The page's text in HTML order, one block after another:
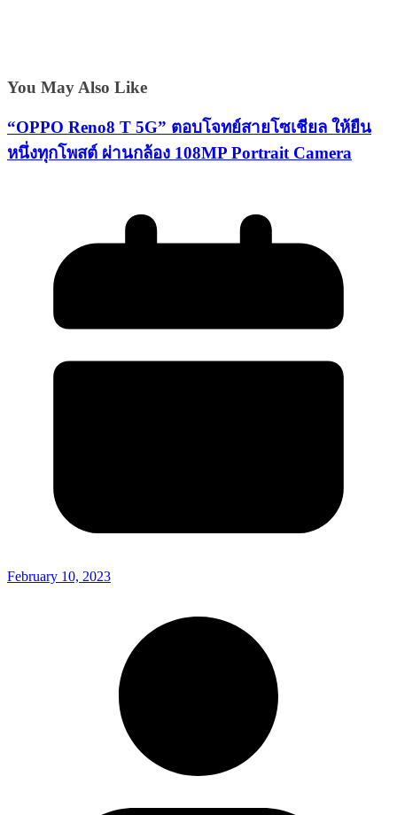
You May Also Like
“OPPO Reno8 T 5G” ตอบโจทย์สายโซเชียล ให้ยืน
หนึ่งทุกโพสต์ ผ่านกล้อง 108MP Portrait Camera
February 10, 2023